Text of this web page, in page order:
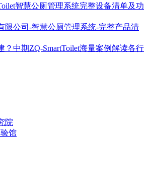
智慧公厕管理系统完整设备清单及功
限公司-智慧公厕管理系统-完整产品清
？中期ZQ-SmartToilet海量案例解读各行
院
馆